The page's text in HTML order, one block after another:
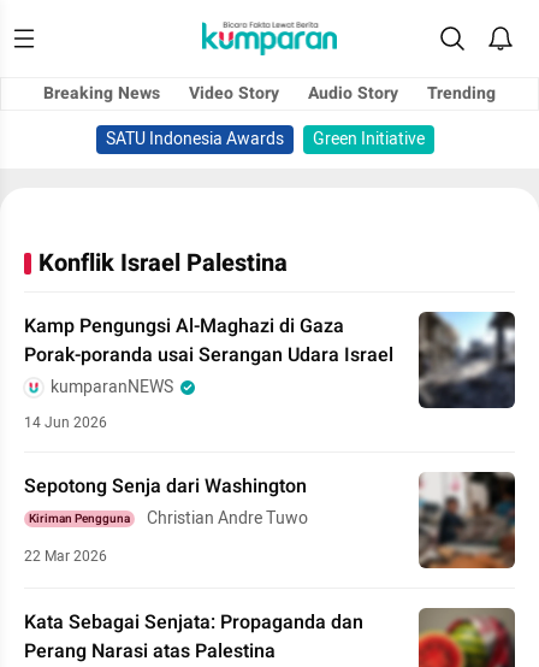
Breaking News Video Story Audio Story
Trending
SATU Indonesia Awards
Green Initiative
Konflik Israel Palestina
Kamp Pengungsi Al-Maghazi di Gaza
Porak-poranda usai Serangan Udara Israel
kumparanNEWS
14 Jun 2026
Sepotong Senja dari Washington
Kiriman Pengguna Christian Andre Tuwo
22 Mar 2026
Kata Sebagai Senjata: Propaganda dan
Perang Narasi atas Palestina